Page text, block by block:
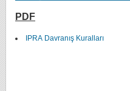
PDF
IPRA Davranış Kuralları